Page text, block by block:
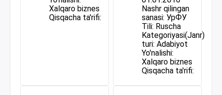
Xalqaro biznes
Qisqacha ta'rifi:
Nashr qilingan
sanasi: УрФУ
Tili: Ruscha
Kategoriyasi(Janr)
turi: Adabiyot
Yo'nalishi:
Xalqaro biznes
Qisqacha ta'rifi: